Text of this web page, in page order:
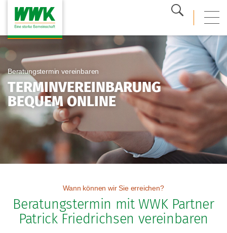
Suche
TERMINVEREINBARUNG
BEQUEM ONLINE
Beratungstermin vereinbaren
Beratungstermin mit WWK Partner
Patrick Friedrichsen vereinbaren
Wann können wir Sie erreichen?